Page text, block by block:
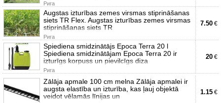
Рига
Augstas izturības zemes virsmas stiprināšanas
siets TR Flex. Augstas izturības zemes virsmas
stiprināšanas siets TR
Рига
7.50 €
Spiediena smidzinātājs Epoca Terra 20 l
Spiediena smidzinātājam Epoca Terra 20 ir
izturīgs korpuss un pievilcīgs diza
Рига
20 €
Zālāja apmale 100 cm melna Zālāja apmalei ir
augsta elastība un izturība, kas ļauj objektā
veidot vēlamās līnijas un
1.15 €